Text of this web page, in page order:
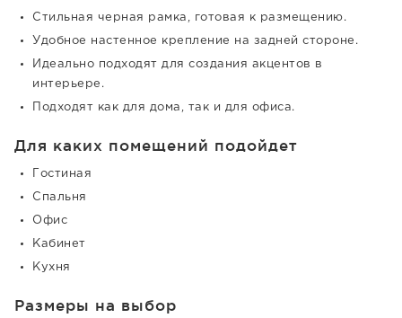
Стильная черная рамка, готовая к размещению.
Удобное настенное крепление на задней стороне.
Идеально подходят для создания акцентов в
интерьере.
Подходят как для дома, так и для офиса.
Для каких помещений подойдет
Гостиная
Спальня
Офис
Кабинет
Кухня
Размеры на выбор